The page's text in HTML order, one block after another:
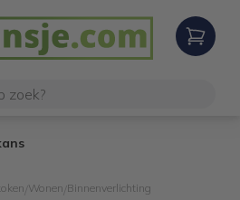
Wonen Binnenverlichting